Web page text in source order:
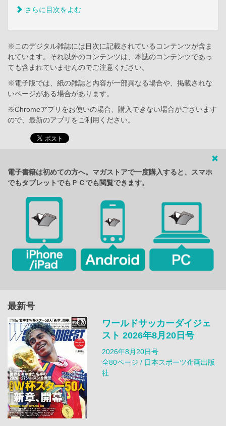
さらに目次をよむ
※このデジタル雑誌には目次に記載されているコンテンツが含ま
れています。それ以外のコンテンツは、本誌のコンテンツであっ
ても含まれていませんのでご注意ください。
※電子版では、紙の雑誌と内容が一部異なる場合や、掲載されな
いページがある場合があります。
※Chromeアプリをお使いの場合、購入できない場合がございます
ので、最新のアプリをご利用ください。
電子書籍は初めての方へ。マガストアで一度購入すると、スマホ
でもタブレットでもＰＣでも閲覧できます。
最新号
ワールドサッカーダイジェ
スト 2026年8月20日号
2026年8月20日号
全80ページ / 日本スポーツ企画出版
社